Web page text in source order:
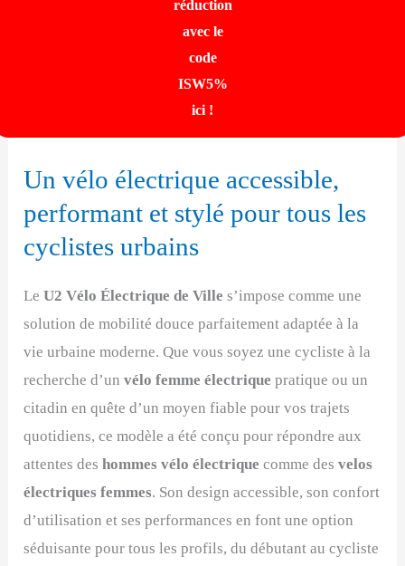
réduction
avec le
code
ISW5%
ici !
Un vélo électrique accessible,
performant et stylé pour tous les
cyclistes urbains
LeU2 Vélo Électrique de Ville s’impose comme une
solution de mobilité douce parfaitement adaptée à la
vie urbaine moderne. Que vous soyez une cycliste à la
recherche d’unvélo femme électrique pratique ou un
citadin en quête d’un moyen fiable pour vos trajets
quotidiens, ce modèle a été conçu pour répondre aux
attentes deshommes vélo électrique comme desvelos
électriques femmes. Son design accessible, son confort
d’utilisation et ses performances en font une option
séduisante pour tous les profils, du débutant au cycliste